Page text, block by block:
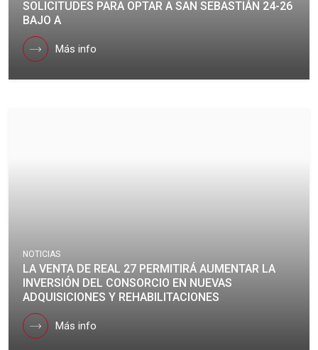
SOLICITUDES PARA OPTAR A SAN SEBASTIÁN 24-26
BAJO A
Más info
NOTICIAS
LA VENTA DE REAL 27 PERMITIRÁ AUMENTAR LA
INVERSIÓN DEL CONSORCIO EN NUEVAS
ADQUISICIONES Y REHABILITACIONES
Más info